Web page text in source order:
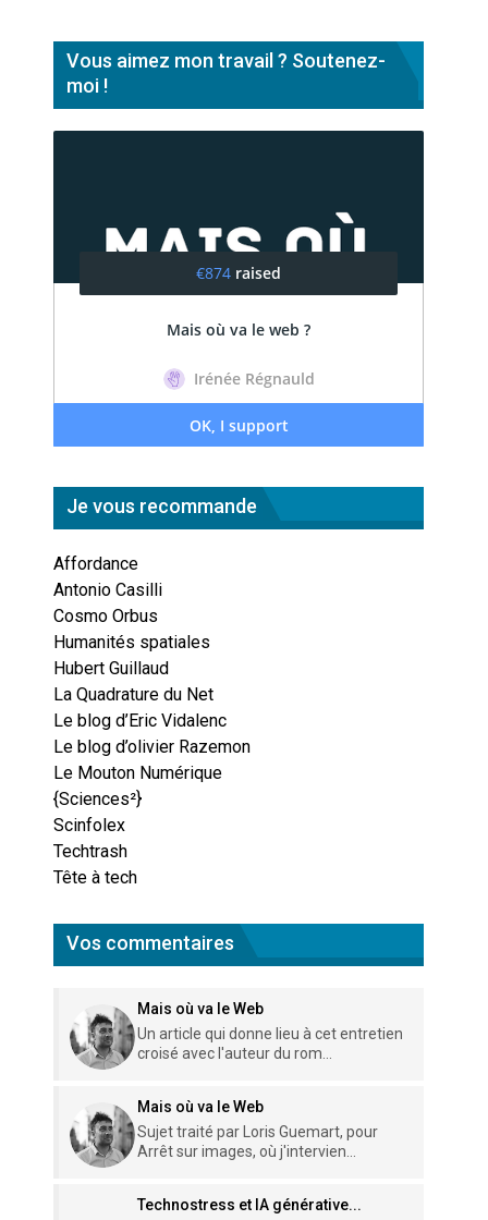
Vous aimez mon travail ? Soutenez-
moi !
Je vous recommande
Affordance
Antonio Casilli
Cosmo Orbus
Humanités spatiales
Hubert Guillaud
La Quadrature du Net
Le blog d’Eric Vidalenc
Le blog d’olivier Razemon
Le Mouton Numérique
{Sciences²}
Scinfolex
Techtrash
Tête à tech
Vos commentaires
Mais où va le Web
Un article qui donne lieu à cet entretien
croisé avec l'auteur du rom...
Mais où va le Web
Sujet traité par Loris Guemart, pour
Arrêt sur images, où j'intervien...
Technostress et IA générative...